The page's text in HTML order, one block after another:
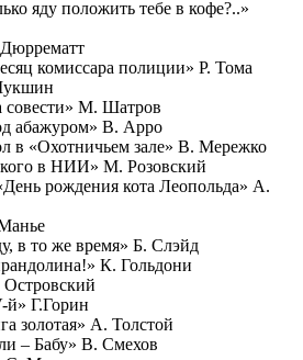
яду положить тебе в кофе?..»
комиссара полиции» Р. Тома
совести» М. Шатров
абажуром» В. Арро
в «Охотничьем зале» В. Мережко
в НИИ» М. Розовский
рождения кота Леопольда» А.
в то же время» Б. Слэйд
К. Гольдони
Г.Горин
золотая» А. Толстой
– Бабу» В. Смехов